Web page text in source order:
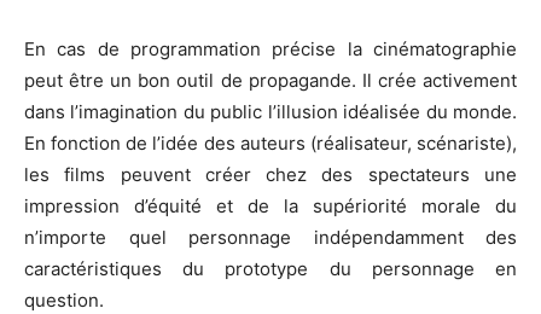
En cas de programmation précise la cinématographie
peut être un bon outil de propagande. Il crée activement
dans l’imagination du public l’illusion idéalisée du monde.
En fonction de l’idée des auteurs (réalisateur, scénariste),
les films peuvent créer chez des spectateurs une
impression d’équité et de la supériorité morale du
n’importe quel personnage indépendamment des
caractéristiques du prototype du personnage en
question.